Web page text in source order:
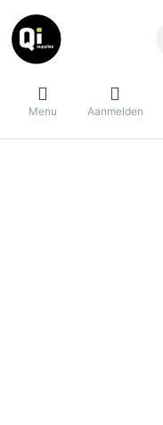
Menu Aanmelden